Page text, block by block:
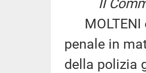
II
MOLTENI
penale in
della polizia